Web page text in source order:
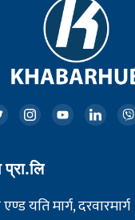
प्रा.लि
यति मार्ग, दरवारमार्ग